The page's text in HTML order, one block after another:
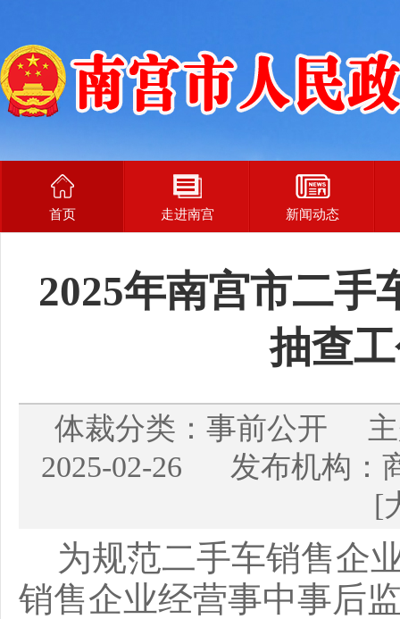
首页 走进南宫 新闻动态
2025年南宫市二手
抽查
体裁分类：事前公开
2025-02-26 发布机构
[
为规范二手车销售企
销售企业经营事中事后